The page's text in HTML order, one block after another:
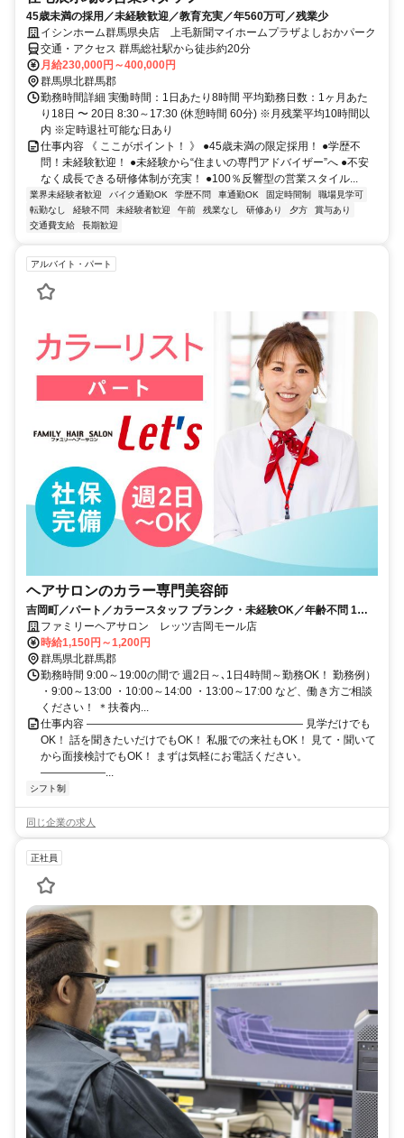
45歳未満の採用／未経験歓迎／教育充実／年560万可／残業少
イシンホーム群馬県央店 上毛新聞マイホームプラザよしおかパーク
交通・アクセス 群馬総社駅から徒歩約20分
月給230,000円～400,000円
群馬県北群馬郡
勤務時間詳細 実働時間：1日あたり8時間 平均勤務日数：1ヶ月あた
り18日 〜 20日 8:30～17:30 (休憩時間 60分) ※月残業平均10時間以
内 ※定時退社可能な日あり
仕事内容 《 ここがポイント！ 》 ●45歳未満の限定採用！ ●学歴不
問！未経験歓迎！ ●未経験から“住まいの専門アドバイザー”へ ●不安
なく成長できる研修体制が充実！ ●100％反響型の営業スタイル...
業界未経験者歓迎 バイク通勤OK 学歴不問 車通勤OK 固定時間制
職場見学可
転勤なし
経験不問 未経験者歓迎 午前 残業なし 研修あり 夕方
賞与あり
交通費支給
長期歓迎
アルバイト・パート
ヘアサロンのカラー専門美容師
吉岡町／パート／カラースタッフ ブランク・未経験OK／年齢不問 1日4
時間～OK
ファミリーヘアサロン レッツ吉岡モール店
時給1,150円～1,200円
群馬県北群馬郡
勤務時間 9:00～19:00の間で 週2日～､1日4時間～勤務OK！ 勤務例）
・9:00～13:00 ・10:00～14:00 ・13:00～17:00 など、働き方ご相談
ください！ ＊扶養内...
仕事内容 ―――――――――――――――――――― 見学だけでも
OK！ 話を聞きたいだけでもOK！ 私服での来社もOK！ 見て・聞いて
から面接検討でもOK！ まずは気軽にお電話ください。
――――――...
シフト制
同じ企業の求人
正社員